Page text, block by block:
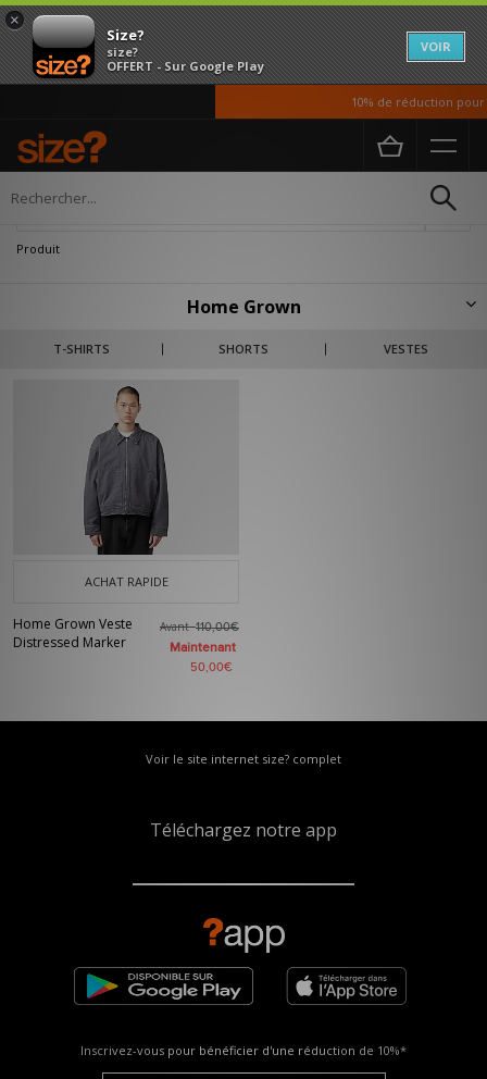
×
Size?
size?
OFFERT - Sur Google Play
VOIR
10% de réduction pour
Accueil Homme
Produit
Home Grown
T-SHIRTS SHORTS VESTES
Depuis ses débuts, Home Grown est reconnue pour ses designs
progressistes inspirés de la mode urbaine. L'identité de la marque se
ACHAT RAPIDE
Home Grown Veste
Distressed Marker
Avant110,00€
Maintenant
50,00€
Voir le site internet size? complet
Téléchargez notre app
Inscrivez-vous pour bénéficier d'une réduction de 10%*